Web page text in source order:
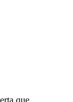
que